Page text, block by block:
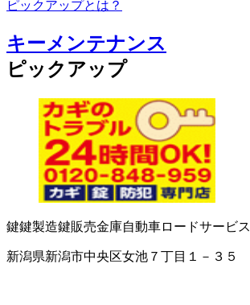
ピックアップとは？
キーメンテナンス
ピックアップ
鍵鍵製造鍵販売金庫自動車ロードサービス
新潟県新潟市中央区女池７丁目１－３５